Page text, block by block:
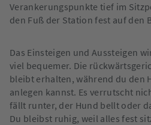
Verankerungspunkte tief im
den Fuß der Station fest auf den
Das Einsteigen und Aussteigen
viel bequemer. Die
bleibt erhalten, während du den
anlegen kannst. Es verrutscht
fällt runter, der Hund bellt oder
Du bleibst ruhig, weil alles fest